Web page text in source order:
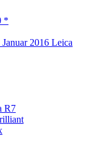
*
2016 Leica
R7